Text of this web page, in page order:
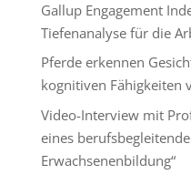
Gallup Engagement
Tiefenanalyse für die
Pferde erkennen
kognitiven Fähigkeiten
Video-Interview mit
eines
Erwachsenenbildung“